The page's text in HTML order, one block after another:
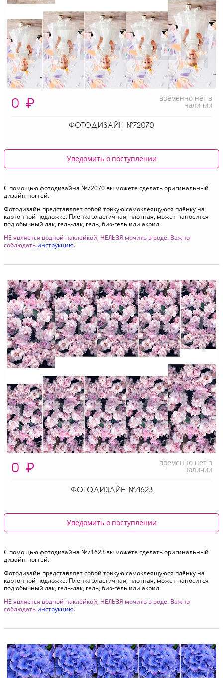
0 ₽ временно нет в
наличии
ФОТОДИЗАЙН №72070
Уведомить о поступлении
С помощью фотодизайна №72070 вы можете сделать оригинальный
дизайн ногтей.
Фотодизайн представляет собой тонкую самоклеящуюся плёнку на
картонной подложке. Плёнка эластичная, плотная, может наносится
под обычный лак, гель-лак, гель, био-гель или акрил.
НЕ является водной наклейкой, НЕЛЬЗЯ мочить в воде. Важно
соблюдать инструкцию.
0 ₽ временно нет в
наличии
ФОТОДИЗАЙН №71623
Уведомить о поступлении
С помощью фотодизайна №71623 вы можете сделать оригинальный
дизайн ногтей.
Фотодизайн представляет собой тонкую самоклеящуюся плёнку на
картонной подложке. Плёнка эластичная, плотная, может наносится
под обычный лак, гель-лак, гель, био-гель или акрил.
НЕ является водной наклейкой, НЕЛЬЗЯ мочить в воде. Важно
соблюдать инструкцию.